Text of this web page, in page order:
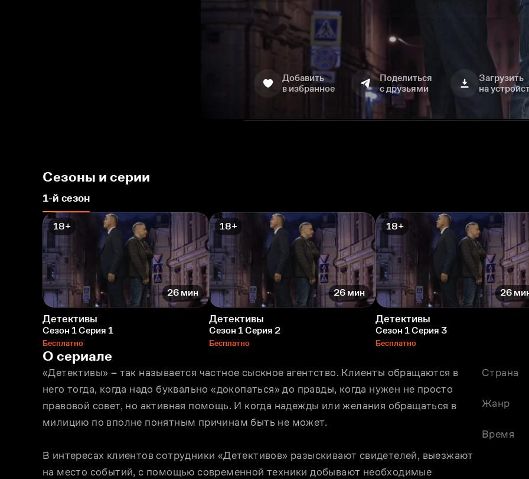
Добавить
в избранное
Поделиться
с друзьями
Загрузить
на
Сезоны и серии
1-й сезон
18+
26 мин
Детективы
Сезон 1 Серия 1
Бесплатно
18+
26 мин
Детективы
Сезон 1 Серия 2
Бесплатно
18+
26
Детективы
Сезон 1 Серия 3
Бесплатно
О сериале
«Детективы» – так называется частное сыскное агентство. Клиенты обращаются в
него тогда, когда надо буквально «докопаться» до правды, когда нужен не просто
правовой совет, но активная помощь. И когда надежды или желания обращаться в
милицию по вполне понятным причинам быть не может.
В интересах клиентов сотрудники «Детективов» разыскивают свидетелей, выезжают
на место событий, с помощью современной техники добывают необходимые
Страна
Жанр
Время